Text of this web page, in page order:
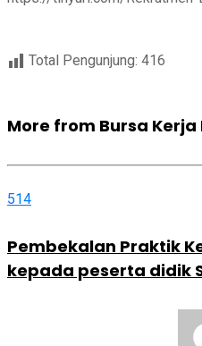
Total Pengunjung: 416
More from Bursa Kerja
514
Pembekalan Praktik
kepada peserta didik